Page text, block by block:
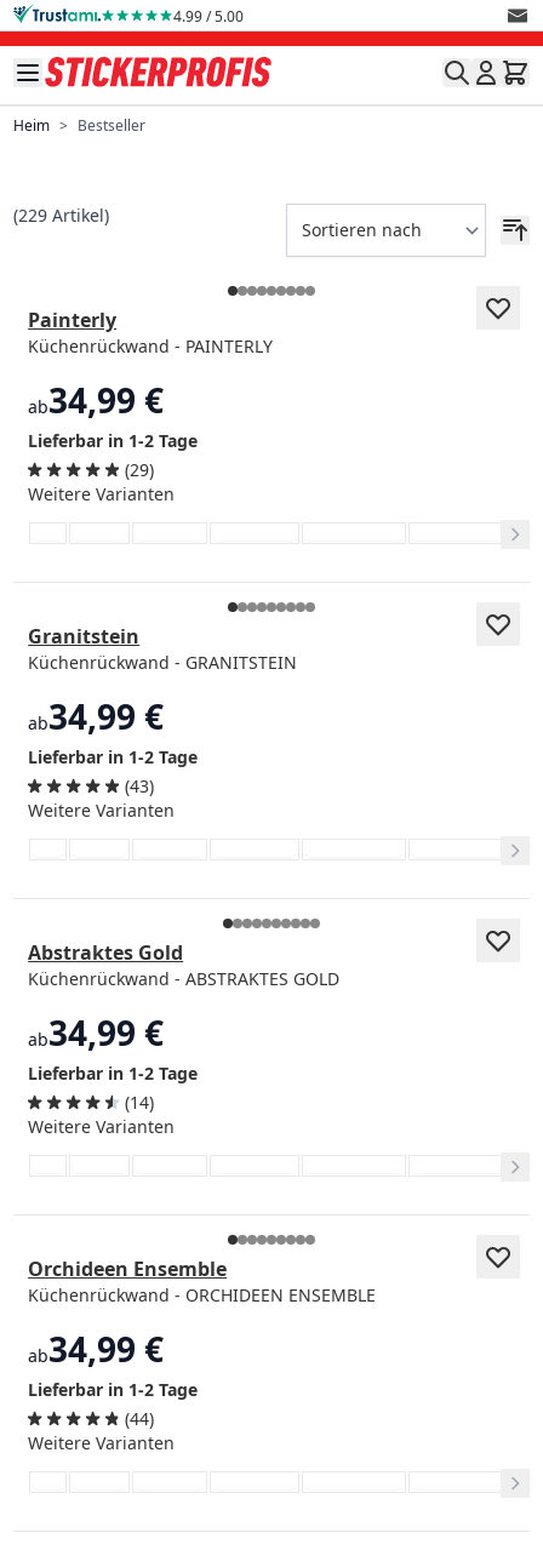
Direkt zum Inhalt 4.99 / 5.00
Heim > Bestseller
(229 Artikel)
Painterly
Küchenrückwand - PAINTERLY
ab34,99 €
Lieferbar in 1-2 Tage
(29)
Weitere Varianten
Granitstein
Küchenrückwand - GRANITSTEIN
ab34,99 €
Lieferbar in 1-2 Tage
(43)
Weitere Varianten
Abstraktes Gold
Küchenrückwand - ABSTRAKTES GOLD
ab34,99 €
Lieferbar in 1-2 Tage
(14)
Weitere Varianten
Orchideen Ensemble
Küchenrückwand - ORCHIDEEN ENSEMBLE
ab34,99 €
Lieferbar in 1-2 Tage
(44)
Weitere Varianten